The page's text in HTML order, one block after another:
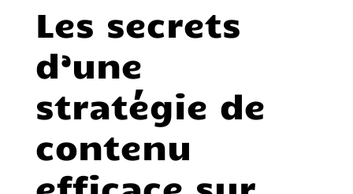
Les secrets
d’une
stratégie de
contenu